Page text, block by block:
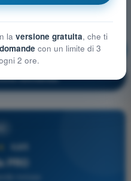
Allenamento!
domanda
4,6/5
PRO
la versione gratuita, che ti
con un limite di 3
2 ore.